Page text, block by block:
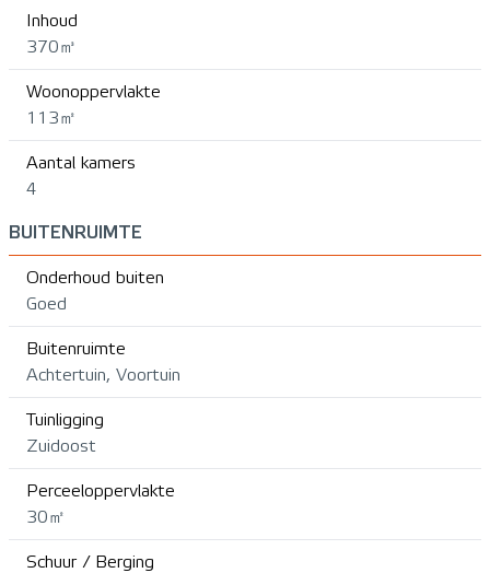
Inhoud
370㎥
Woonoppervlakte
113㎡
Aantal kamers
4
BUITENRUIMTE
Onderhoud buiten
Goed
Buitenruimte
Achtertuin, Voortuin
Tuinligging
Zuidoost
Perceeloppervlakte
30㎡
Schuur / Berging